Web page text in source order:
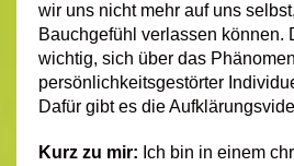
wir uns nicht mehr auf uns
Bauchgefühl verlassen können.
wichtig, sich über das Phänomen
persönlichkeitsgestörter
Dafür gibt es die
Kurz zu mir: Ich bin in einem